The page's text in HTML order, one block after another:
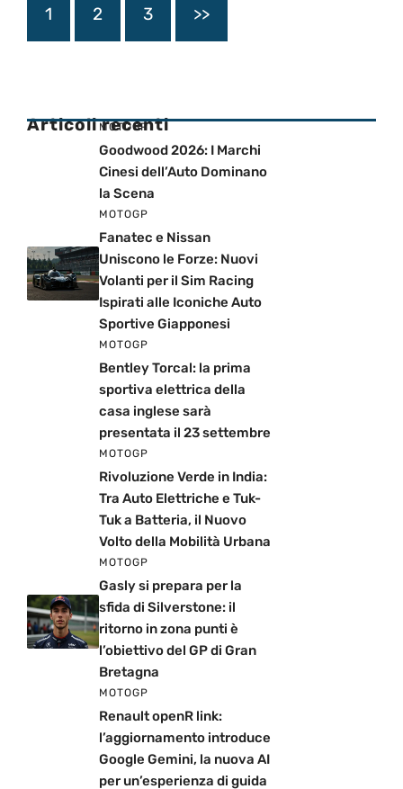
1 2 3 >>
Articoli recenti
MOTOGP
Goodwood 2026: I Marchi
Cinesi dell’Auto Dominano
la Scena
MOTOGP
Fanatec e Nissan
Uniscono le Forze: Nuovi
Volanti per il Sim Racing
Ispirati alle Iconiche Auto
Sportive Giapponesi
MOTOGP
Bentley Torcal: la prima
sportiva elettrica della
casa inglese sarà
presentata il 23 settembre
MOTOGP
Rivoluzione Verde in India:
Tra Auto Elettriche e Tuk-
Tuk a Batteria, il Nuovo
Volto della Mobilità Urbana
MOTOGP
Gasly si prepara per la
sfida di Silverstone: il
ritorno in zona punti è
l’obiettivo del GP di Gran
Bretagna
MOTOGP
Renault openR link:
l’aggiornamento introduce
Google Gemini, la nuova AI
per un’esperienza di guida